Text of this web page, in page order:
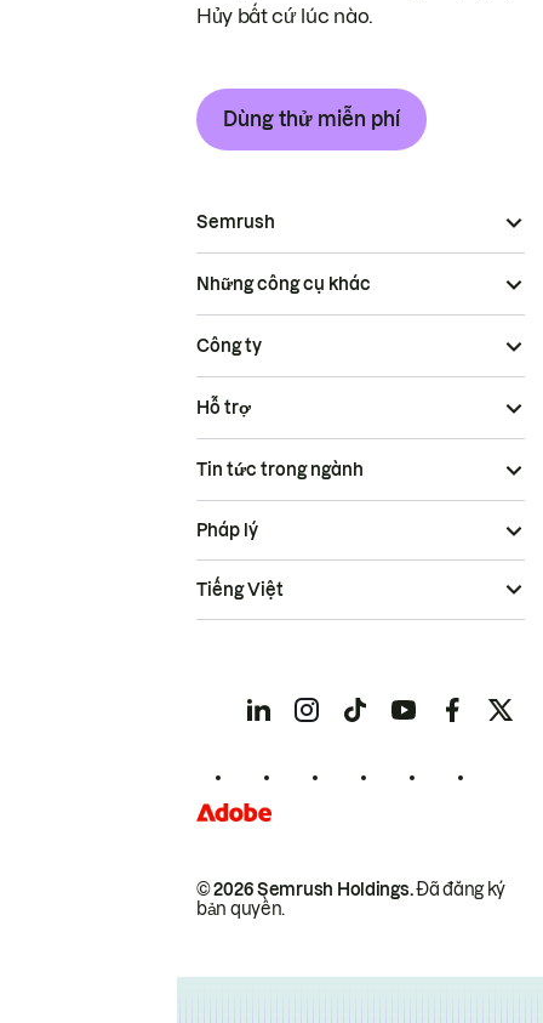
Hủy bất cứ lúc nào.
Dùng thử miễn phí
Semrush
Những công cụ khác
Công ty
Hỗ trợ
Tin tức trong ngành
© 2026 Semrush Holdings.Đã đăng ký
bản quyền.
Pháp lý
Tiếng Việt